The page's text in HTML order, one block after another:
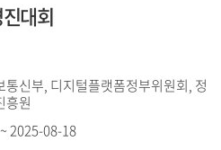
대회
통신부, 디지털플랫폼정부위원회, 정
흥원
2025-08-18